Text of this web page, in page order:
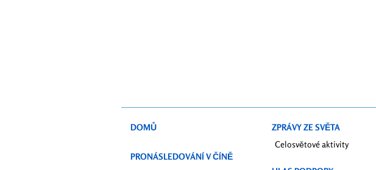
DOMŮ
PRONÁSLEDOVÁNÍ V ČÍNĚ
ZPRÁVY ZE SVĚTA
Celosvětové aktivity